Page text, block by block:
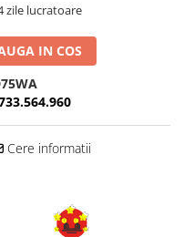
zile lucratoare
IN COS
Cere informatii